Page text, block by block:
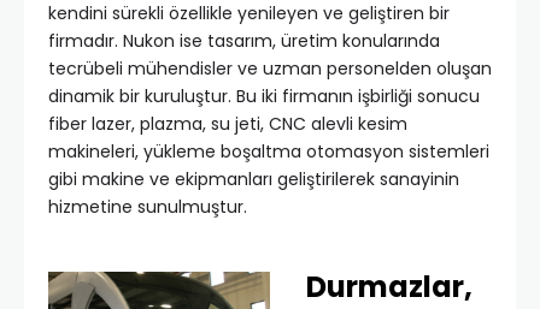
kendini sürekli özellikle yenileyen ve geliştiren bir
firmadır. Nukon ise tasarım, üretim konularında
tecrübeli mühendisler ve uzman personelden oluşan
dinamik bir kuruluştur. Bu iki firmanın işbirliği sonucu
fiber lazer, plazma, su jeti, CNC alevli kesim
makineleri, yükleme boşaltma otomasyon sistemleri
gibi makine ve ekipmanları geliştirilerek sanayinin
hizmetine sunulmuştur.
Durmazlar,